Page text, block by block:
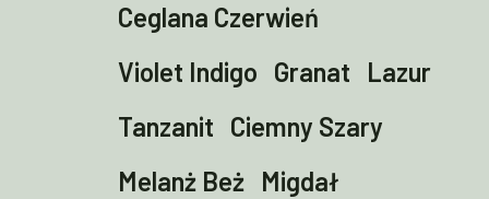
Ceglana Czerwień
Violet Indigo Granat
Lazur
Tanzanit Ciemny Szary
Melanż Beż Migdał